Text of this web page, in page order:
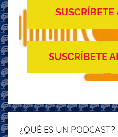
SUSCRÍBETE
SUSCRÍBETE
¿QUÉ ES UN PODCAST?